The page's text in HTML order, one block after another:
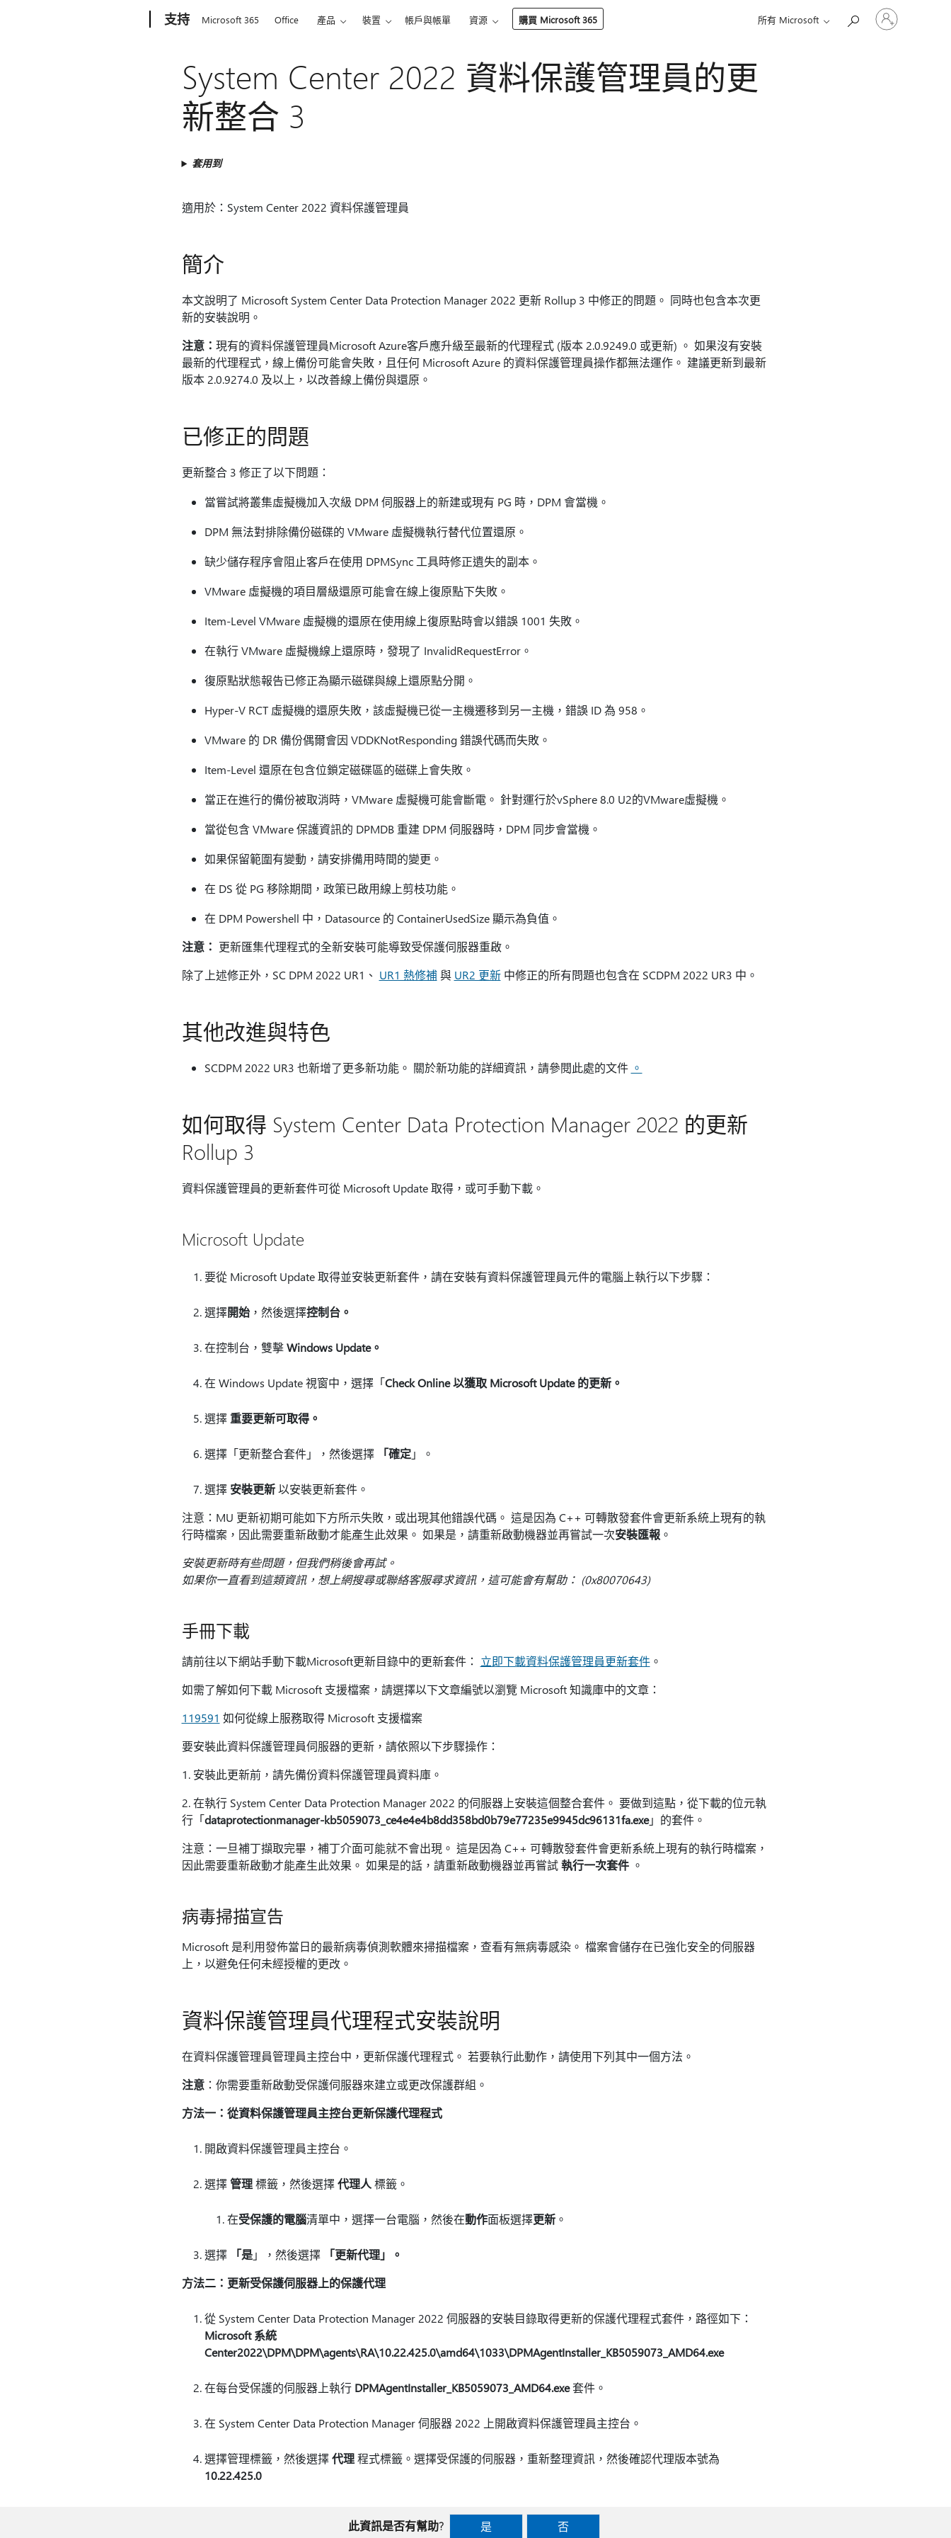
支持 Microsoft 365 Office 產品 裝置 帳戶與帳單 資源 購買 Microsoft 365 所有 Microsoft
登
入
System Center 2022 資料保護管理員的更
新整合 3
套用到
適用於：System Center 2022 資料保護管理員
簡介
本文說明了 Microsoft System Center Data Protection Manager 2022 更新 Rollup 3 中修正的問題。 同時也包含本次更
新的安裝說明。
注意： 現有的資料保護管理員Microsoft Azure客戶應升級至最新的代理程式 (版本 2.0.9249.0 或更新) 。 如果沒有安裝
最新的代理程式，線上備份可能會失敗，且任何 Microsoft Azure 的資料保護管理員操作都無法運作。 建議更新到最新
版本 2.0.9274.0 及以上，以改善線上備份與還原。
已修正的問題
更新整合 3 修正了以下問題：
當嘗試將叢集虛擬機加入次級 DPM 伺服器上的新建或現有 PG 時，DPM 會當機。
DPM 無法對排除備份磁碟的 VMware 虛擬機執行替代位置還原。
缺少儲存程序會阻止客戶在使用 DPMSync 工具時修正遺失的副本。
VMware 虛擬機的項目層級還原可能會在線上復原點下失敗。
Item-Level VMware 虛擬機的還原在使用線上復原點時會以錯誤 1001 失敗。
在執行 VMware 虛擬機線上還原時，發現了 InvalidRequestError。
復原點狀態報告已修正為顯示磁碟與線上還原點分開。
Hyper-V RCT 虛擬機的還原失敗，該虛擬機已從一主機遷移到另一主機，錯誤 ID 為 958。
VMware 的 DR 備份偶爾會因 VDDKNotResponding 錯誤代碼而失敗。
Item-Level 還原在包含位鎖定磁碟區的磁碟上會失敗。
當正在進行的備份被取消時，VMware 虛擬機可能會斷電。 針對運行於vSphere 8.0 U2的VMware虛擬機。
當從包含 VMware 保護資訊的 DPMDB 重建 DPM 伺服器時，DPM 同步會當機。
如果保留範圍有變動，請安排備用時間的變更。
在 DS 從 PG 移除期間，政策已啟用線上剪枝功能。
在 DPM Powershell 中，Datasource 的 ContainerUsedSize 顯示為負值。
注意： 更新匯集代理程式的全新安裝可能導致受保護伺服器重啟。
除了上述修正外，SC DPM 2022 UR1、 UR1 熱修補與 UR2 更新中修正的所有問題也包含在 SCDPM 2022 UR3 中。
其他改進與特色
SCDPM 2022 UR3 也新增了更多新功能。 關於新功能的詳細資訊，請參閱此處的文件 。
如何取得 System Center Data Protection Manager 2022 的更新
Rollup 3
資料保護管理員的更新套件可從 Microsoft Update 取得，或可手動下載。
Microsoft Update
要從 Microsoft Update 取得並安裝更新套件，請在安裝有資料保護管理員元件的電腦上執行以下步驟：
選擇開始，然後選擇控制台。
在控制台，雙擊Windows Update。
在 Windows Update 視窗中，選擇「Check Online 以獲取 Microsoft Update 的更新。
選擇 重要更新可取得。
選擇「更新整合套件」，然後選擇 「確定」。
選擇 安裝更新以安裝更新套件。
注意：MU 更新初期可能如下方所示失敗，或出現其他錯誤代碼。 這是因為 C++ 可轉散發套件會更新系統上現有的執
行時檔案，因此需要重新啟動才能產生此效果。 如果是，請重新啟動機器並再嘗試一次安裝匯報。
安裝更新時有些問題，但我們稍後會再試。
如果你一直看到這類資訊，想上網搜尋或聯絡客服尋求資訊，這可能會有幫助： (0x80070643)
手冊下載
請前往以下網站手動下載Microsoft更新目錄中的更新套件： 立即下載資料保護管理員更新套件。
如需了解如何下載 Microsoft 支援檔案，請選擇以下文章編號以瀏覽 Microsoft 知識庫中的文章：
119591 如何從線上服務取得 Microsoft 支援檔案
要安裝此資料保護管理員伺服器的更新，請依照以下步驟操作：
1. 安裝此更新前，請先備份資料保護管理員資料庫。
2. 在執行 System Center Data Protection Manager 2022 的伺服器上安裝這個整合套件。 要做到這點，從下載的位元執
行「dataprotectionmanager-kb5059073_ce4e4e4b8dd358bd0b79e77235e9945dc96131fa.exe」的套件。
注意：一旦補丁擷取完畢，補丁介面可能就不會出現。 這是因為 C++ 可轉散發套件會更新系統上現有的執行時檔案，
因此需要重新啟動才能產生此效果。 如果是的話，請重新啟動機器並再嘗試執行一次套件。
病毒掃描宣告
Microsoft 是利用發佈當日的最新病毒偵測軟體來掃描檔案，查看有無病毒感染。 檔案會儲存在已強化安全的伺服器
上，以避免任何未經授權的更改。
資料保護管理員代理程式安裝說明
在資料保護管理員管理員主控台中，更新保護代理程式。 若要執行此動作，請使用下列其中一個方法。
注意：你需要重新啟動受保護伺服器來建立或更改保護群組。
方法一：從資料保護管理員主控台更新保護代理程式
開啟資料保護管理員主控台。
選擇管理標籤，然後選擇代理人 標籤。
在受保護的電腦清單中，選擇一台電腦，然後在動作面板選擇更新。
選擇 「是」，然後選擇
「更新代理」。
方法二：更新受保護伺服器上的保護代理
從 System Center Data Protection Manager 2022 伺服器的安裝目錄取得更新的保護代理程式套件，路徑如下：
Microsoft 系統
Center2022\DPM\DPM\agents\RA\10.22.425.0\amd64\1033\DPMAgentInstaller_KB5059073_AMD64.exe
在每台受保護的伺服器上執行 DPMAgentInstaller_KB5059073_AMD64.exe套件。
在 System Center Data Protection Manager 伺服器 2022 上開啟資料保護管理員主控台。
選擇管理標籤，然後選擇代理程式標籤。選擇受保護的伺服器，重新整理資訊，然後確認代理版本號為
10.22.425.0
此資訊是否有幫助? 是 否